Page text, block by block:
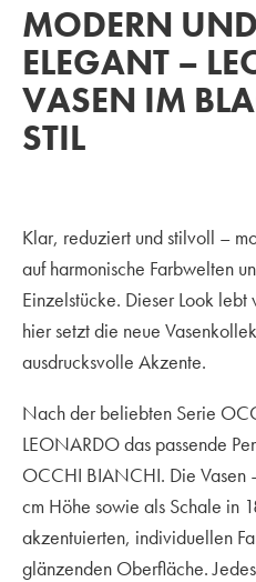
MODERN
ELEGANT –
VASEN IM
STIL
Klar, reduziert und stilvoll –
auf harmonische Farbwelten
Einzelstücke. Dieser Look lebt
hier setzt die neue
ausdrucksvolle Akzente.
Nach der beliebten Serie
LEONARDO das passende
OCCHI BIANCHI. Die Vasen
cm Höhe sowie als Schale in
akzentuierten, individuellen
glänzenden Oberfläche.